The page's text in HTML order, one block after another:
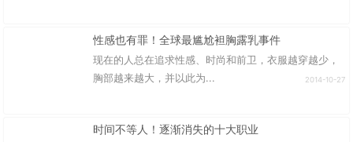
性感也有罪！全球最尴尬袒胸露乳事件
现在的人总在追求性感、时尚和前卫，衣服越穿越少，
胸部越来越大，并以此为...
2014-10-27
时间不等人！逐渐消失的十大职业